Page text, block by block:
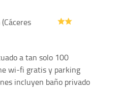
a tan solo 100
wi-fi gratis y parking
incluyen baño privado